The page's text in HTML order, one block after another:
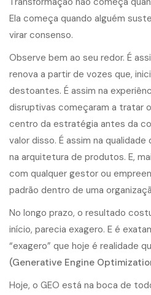
Ela começa quando alguém
virar consenso.
Observe bem ao seu redor. É
renova a partir de vozes que,
destoantes. É assim na
disruptivas começaram a tratar
centro da estratégia antes da
valor disso. É assim na
na arquitetura de produtos. E,
com qualquer gestor ou
padrão dentro de uma
No longo prazo, o resultado
início, parecia exagero. E é
“exagero” que hoje é realidade
(Generative Engine
Hoje, o GEO está na boca de